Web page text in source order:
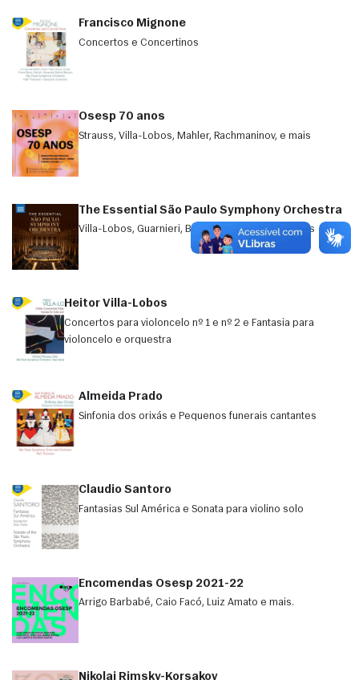
Francisco Mignone
Concertos e Concertinos
Osesp 70 anos
Strauss, Villa-Lobos, Mahler, Rachmaninov, e mais
The Essential São Paulo Symphony Orchestra
Villa-Lobos, Guarnieri, Bernstein, Prokofiev, e mais
Heitor Villa-Lobos
Concertos para violoncelo nº 1 e nº 2 e Fantasia para
violoncelo e orquestra
Almeida Prado
Sinfonia dos orixás e Pequenos funerais cantantes
Claudio Santoro
Fantasias Sul América e Sonata para violino solo
Encomendas Osesp 2021-22
Arrigo Barbabé, Caio Facó, Luiz Amato e mais.
Nikolai Rimsky-Korsakov